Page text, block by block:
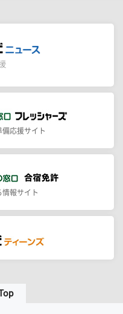
応援サイト
報サイト